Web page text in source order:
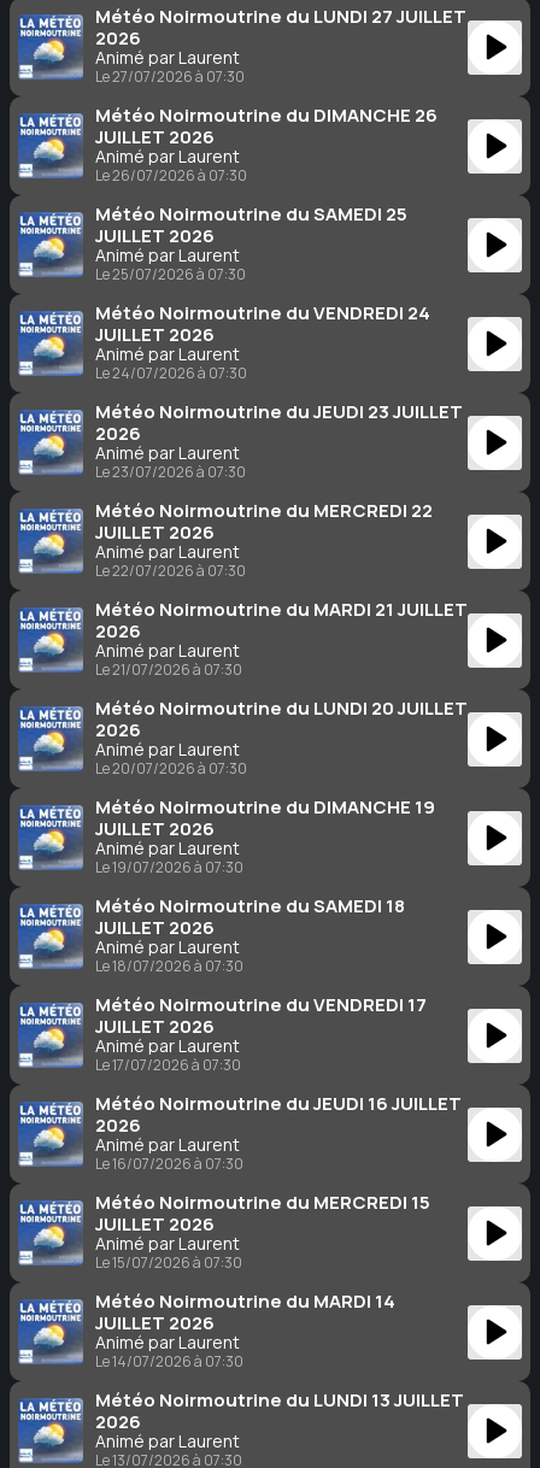
Météo Noirmoutrine du LUNDI 27 JUILLET
2026
Animé par Laurent
Le 27/07/2026 à 07:30
Météo Noirmoutrine du DIMANCHE 26
JUILLET 2026
Animé par Laurent
Le 26/07/2026 à 07:30
Météo Noirmoutrine du SAMEDI 25
JUILLET 2026
Animé par Laurent
Le 25/07/2026 à 07:30
Météo Noirmoutrine du VENDREDI 24
JUILLET 2026
Animé par Laurent
Le 24/07/2026 à 07:30
Météo Noirmoutrine du JEUDI 23 JUILLET
2026
Animé par Laurent
Le 23/07/2026 à 07:30
Météo Noirmoutrine du MERCREDI 22
JUILLET 2026
Animé par Laurent
Le 22/07/2026 à 07:30
Météo Noirmoutrine du MARDI 21 JUILLET
2026
Animé par Laurent
Le 21/07/2026 à 07:30
Météo Noirmoutrine du LUNDI 20 JUILLET
2026
Animé par Laurent
Le 20/07/2026 à 07:30
Météo Noirmoutrine du DIMANCHE 19
JUILLET 2026
Animé par Laurent
Le 19/07/2026 à 07:30
Météo Noirmoutrine du SAMEDI 18
JUILLET 2026
Animé par Laurent
Le 18/07/2026 à 07:30
Météo Noirmoutrine du VENDREDI 17
JUILLET 2026
Animé par Laurent
Le 17/07/2026 à 07:30
Météo Noirmoutrine du JEUDI 16 JUILLET
2026
Animé par Laurent
Le 16/07/2026 à 07:30
Météo Noirmoutrine du MERCREDI 15
JUILLET 2026
Animé par Laurent
Le 15/07/2026 à 07:30
Météo Noirmoutrine du MARDI 14
JUILLET 2026
Animé par Laurent
Le 14/07/2026 à 07:30
Météo Noirmoutrine du LUNDI 13 JUILLET
2026
Animé par Laurent
Le 13/07/2026 à 07:30